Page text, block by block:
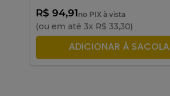
R$ 94,91no PIX à vista
(ou em até 3x R$ 33,30)
ADICIONAR À SACOLA